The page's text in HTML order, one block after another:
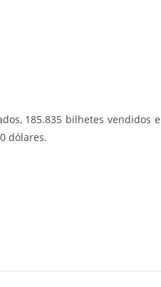
185.835 bilhetes vendidos
dólares.